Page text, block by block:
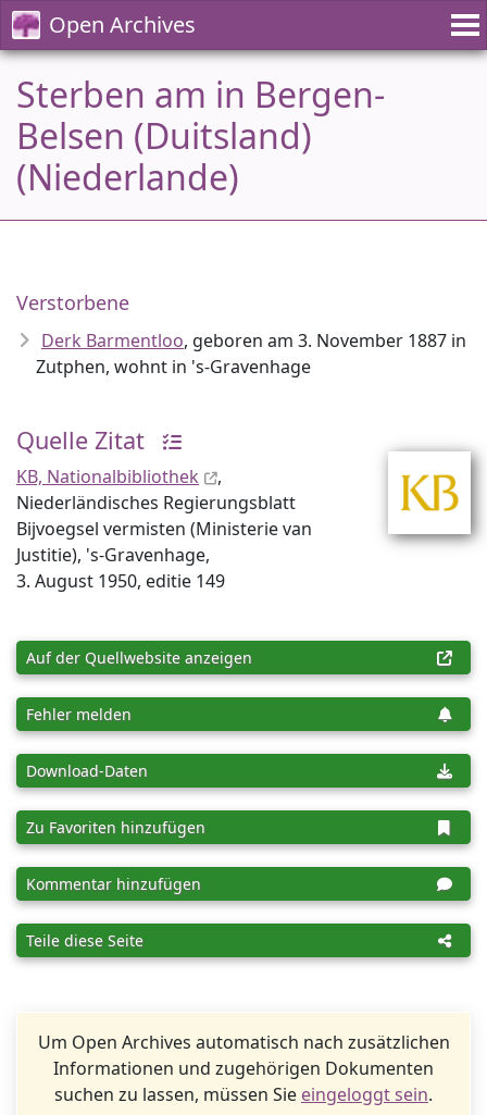
Open Archives
Sterben am in Bergen-
Belsen (Duitsland)
(Niederlande)
Verstorbene
Derk Barmentloo, geboren am 3. November 1887 in
Zutphen, wohnt in 's-Gravenhage
Quelle Zitat
KB, Nationalbibliothek
,
Niederländisches Regierungsblatt
Bijvoegsel vermisten (Ministerie van
Justitie), 's-Gravenhage,
3. August 1950, editie 149
Auf der Quellwebsite anzeigen
Fehler melden
Download-Daten
Zu Favoriten hinzufügen
Kommentar hinzufügen
Teile diese Seite
Um Open Archives automatisch nach zusätzlichen
Informationen und zugehörigen Dokumenten
suchen zu lassen, müssen Sie eingeloggt sein.